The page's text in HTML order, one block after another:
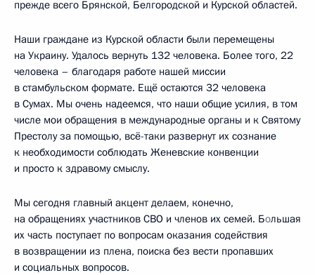
прежде всего Брянской, Белгородской и Курской областей.
Наши граждане из Курской области были перемещены
на Украину. Удалось вернуть 132 человека. Более того, 22
человека – благодаря работе нашей миссии
в стамбульском формате. Ещё остаются 32 человека
в Сумах. Мы очень надеемся, что наши общие усилия, в том
числе мои обращения в международные органы и к Святому
Престолу за помощью, всё-таки развернут их сознание
к необходимости соблюдать Женевские конвенции
и просто к здравому смыслу.
Мы сегодня главный акцент делаем, конечно,
на обращениях участников СВО и членов их семей. Большая
их часть поступает по вопросам оказания содействия
в возвращении из плена, поиска без вести пропавших
и социальных вопросов.